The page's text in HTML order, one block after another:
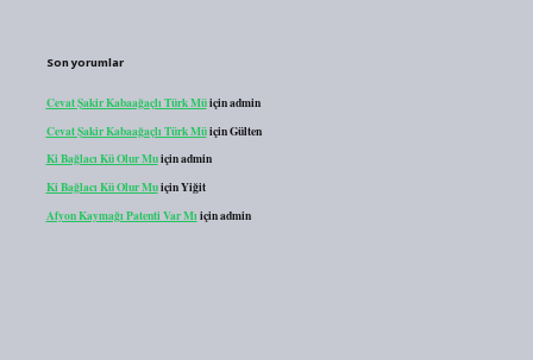
Son yorumlar
Cevat Şakir Kabaağaçlı Türk Müiçinadmin
Cevat Şakir Kabaağaçlı Türk MüiçinGülten
Ki Bağlacı Kü Olur Muiçinadmin
Ki Bağlacı Kü Olur MuiçinYiğit
Afyon Kaymağı Patenti Var Mı içinadmin